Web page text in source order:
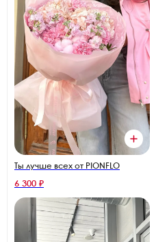
Ты лучше всех от PIONFLO
6 300 ₽